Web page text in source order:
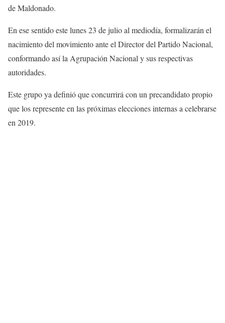
de Maldonado.
En ese sentido este lunes 23 de julio al mediodía, formalizarán el
nacimiento del movimiento ante el Director del Partido Nacional,
conformando así la Agrupación Nacional y sus respectivas
autoridades.
Este grupo ya definió que concurrirá con un precandidato propio
que los represente en las próximas elecciones internas a celebrarse
en 2019.